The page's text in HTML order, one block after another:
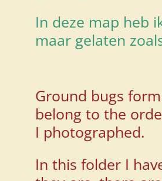
In deze map heb
maar gelaten
Ground bugs
belong to the
I photographed.
In this folder I